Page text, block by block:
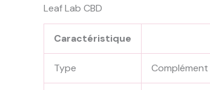
Leaf Lab CBD
Caractéristique
Type